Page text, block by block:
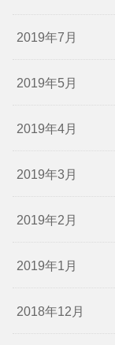
2019年7月
2019年5月
2019年4月
2019年3月
2019年2月
2019年1月
2018年12月